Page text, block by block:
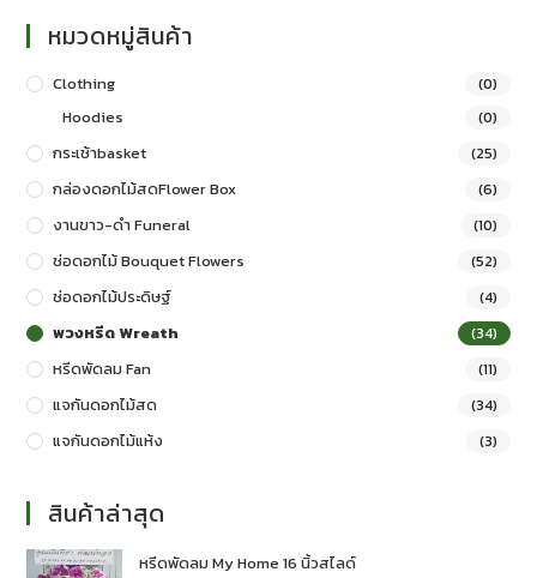
หมวดหมู่สินค้า
Clothing (0)
Hoodies (0)
กระเช้าbasket (25)
กล่องดอกไม้สดFlower Box (6)
งานขาว-ดำ Funeral (10)
ช่อดอกไม้ Bouquet Flowers (52)
ช่อดอกไม้ประดิษฐ์ (4)
พวงหรีด Wreath (34)
หรีดพัดลม Fan (11)
แจกันดอกไม้สด (34)
แจกันดอกไม้แห้ง (3)
สินค้าล่าสุด
หรีดพัดลม My Home 16 นิ้วสไลด์